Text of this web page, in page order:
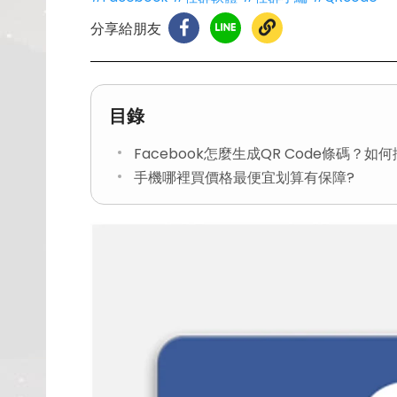
分享給朋友
目錄
Facebook怎麼生成QR Code條碼？如何
手機哪裡買價格最便宜划算有保障?